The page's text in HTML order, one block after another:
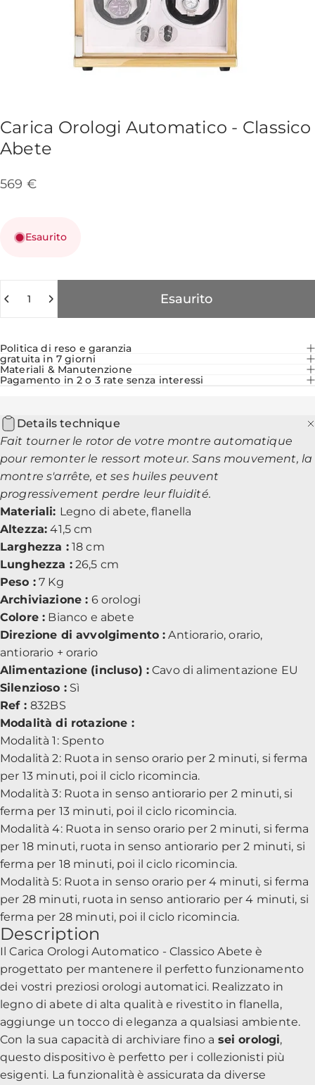
Carica Orologi Automatico - Classico
Abete
569 €
Esaurito
Esaurito
Politica di reso e garanzia
gratuita in 7 giorni
Materiali & Manutenzione
Pagamento in 2 o 3 rate senza interessi
Details technique
Fait tourner le rotor de votre montre automatique
pour remonter le ressort moteur. Sans mouvement, la
montre s'arrête, et ses huiles peuvent
progressivement perdre leur fluidité.
Materiali: Legno di abete, flanella
Altezza: 41,5 cm
Larghezza :18 cm
Lunghezza :26,5 cm
Peso :7 Kg
Archiviazione : 6 orologi
Colore : Bianco e abete
Direzione di avvolgimento : Antiorario, orario,
antiorario + orario
Alimentazione (incluso) : Cavo di alimentazione EU
Silenzioso :Sì
Ref : 832BS
Modalità di rotazione :
Modalità 1: Spento
Modalità 2: Ruota in senso orario per 2 minuti, si ferma
per 13 minuti, poi il ciclo ricomincia.
Modalità 3: Ruota in senso antiorario per 2 minuti, si
ferma per 13 minuti, poi il ciclo ricomincia.
Modalità 4: Ruota in senso orario per 2 minuti, si ferma
per 18 minuti, ruota in senso antiorario per 2 minuti, si
ferma per 18 minuti, poi il ciclo ricomincia.
Modalità 5: Ruota in senso orario per 4 minuti, si ferma
per 28 minuti, ruota in senso antiorario per 4 minuti, si
ferma per 28 minuti, poi il ciclo ricomincia.
Description
Il Carica Orologi Automatico - Classico Abete è
progettato per mantenere il perfetto funzionamento
dei vostri preziosi orologi automatici. Realizzato in
legno di abete di alta qualità e rivestito in flanella,
aggiunge un tocco di eleganza a qualsiasi ambiente.
Con la sua capacità di archiviare fino a sei orologi,
questo dispositivo è perfetto per i collezionisti più
esigenti. La funzionalità è assicurata da diverse